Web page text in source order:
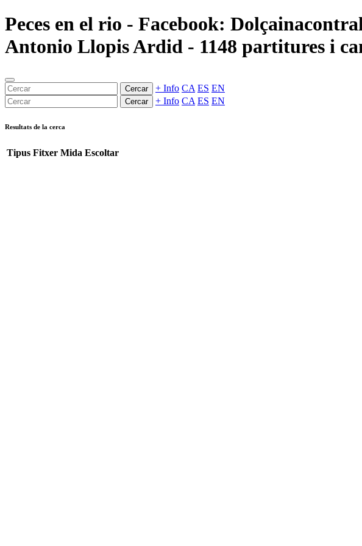
Peces en el rio - Facebook:
Antonio Llopis Ardid - 1148 partitures i
Cercar + Info CA ES EN
Cercar + Info CA ES EN
Resultats de la cerca
Tipus Fitxer Mida Escoltar